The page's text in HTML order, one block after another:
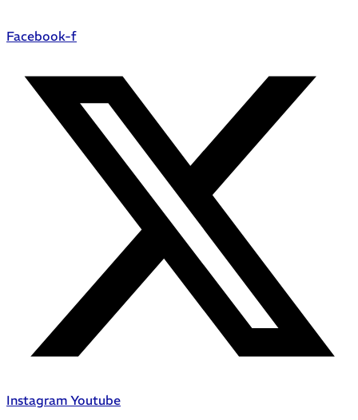
Facebook-f
Instagram Youtube